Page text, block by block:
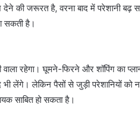
देने की जरूरत है, वरना बाद में परेशानी
सकती है।
रहेगा। घूमने-फिरने और शॉपिंग का
भी लेंगे। लेकिन पैसों से जुड़ी परेशानियों
साबित हो सकता है।